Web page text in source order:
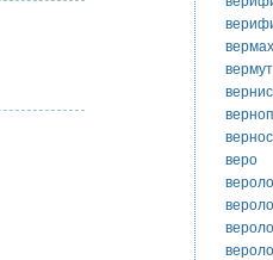
вермут
веро